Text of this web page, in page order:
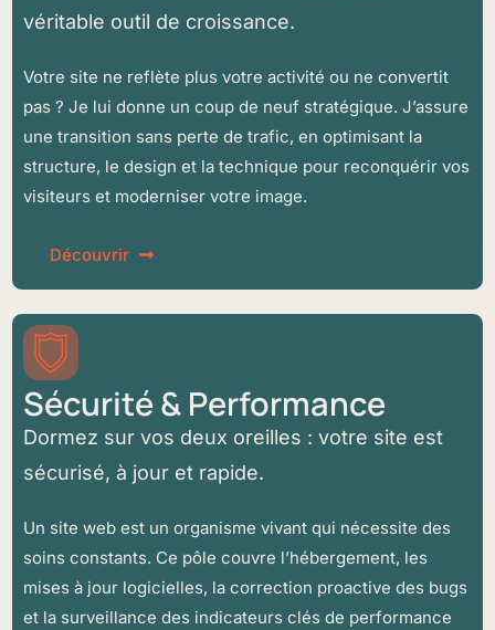
véritable outil de croissance.
Votre site ne reflète plus votre activité ou ne convertit
pas ? Je lui donne un coup de neuf stratégique. J’assure
une transition sans perte de trafic, en optimisant la
structure, le design et la technique pour reconquérir vos
visiteurs et moderniser votre image.
Découvrir
Sécurité & Performance
Dormez sur vos deux oreilles : votre site est
sécurisé, à jour et rapide.
Un site web est un organisme vivant qui nécessite des
soins constants. Ce pôle couvre l’hébergement, les
mises à jour logicielles, la correction proactive des bugs
et la surveillance des indicateurs clés de performance